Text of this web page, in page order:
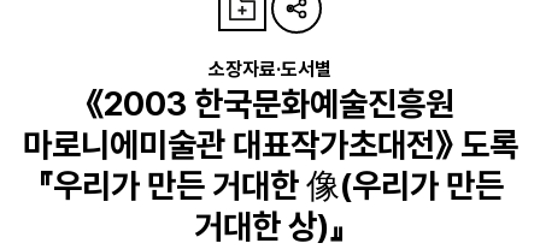
소장자료·도서별
《2003 한국문화예술진흥원
마로니에미술관 대표작가초대전》 도록
『우리가 만든 거대한 像(우리가 만든
거대한 상)』